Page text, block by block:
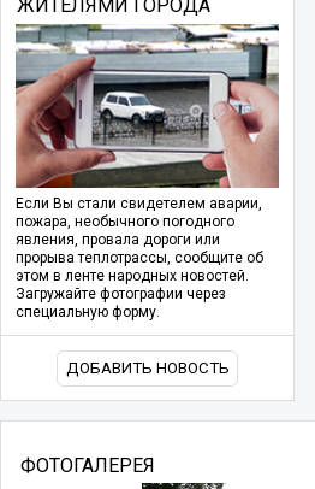
ЖИТЕЛЯМИ ГОРОДА
Если Вы стали свидетелем аварии,
пожара, необычного погодного
явления, провала дороги или
прорыва теплотрассы, сообщите об
этом в ленте народных новостей.
Загружайте фотографии через
специальную форму.
ДОБАВИТЬ НОВОСТЬ
ФОТОГАЛЕРЕЯ